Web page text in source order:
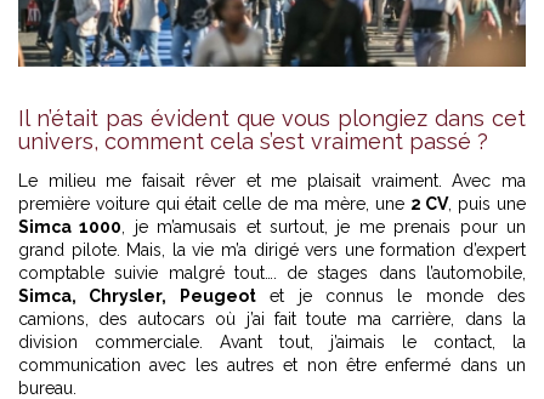
Il n’était pas évident que vous plongiez dans cet
univers, comment cela s’est vraiment passé ?
Le milieu me faisait rêver et me plaisait vraiment. Avec ma
première voiture qui était celle de ma mère, une 2 CV, puis une
Simca 1000 , je m’amusais et surtout, je me prenais pour un
grand pilote. Mais, la vie m’a dirigé vers une formation d’expert
comptable suivie malgré tout…. de stages dans l’automobile,
Simca, Chrysler, Peugeotet je connus le monde des
camions, des autocars où j’ai fait toute ma carrière, dans la
division commerciale. Avant tout, j’aimais le contact, la
communication avec les autres et non être enfermé dans un
bureau.